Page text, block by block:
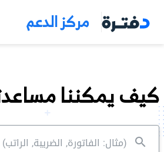
مركز الدعم
كيف يمكننا